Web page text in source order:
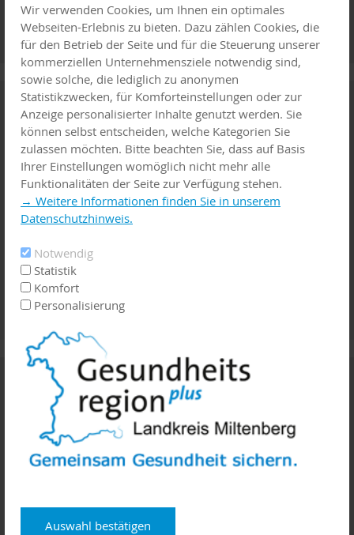
Wir verwenden Cookies, um Ihnen ein optimales
Webseiten-Erlebnis zu bieten. Dazu zählen Cookies, die
für den Betrieb der Seite und für die Steuerung unserer
kommerziellen Unternehmensziele notwendig sind,
sowie solche, die lediglich zu anonymen
Statistikzwecken, für Komforteinstellungen oder zur
Anzeige personalisierter Inhalte genutzt werden. Sie
können selbst entscheiden, welche Kategorien Sie
zulassen möchten. Bitte beachten Sie, dass auf Basis
Ihrer Einstellungen womöglich nicht mehr alle
Funktionalitäten der Seite zur Verfügung stehen.
→ Weitere Informationen finden Sie in unserem
Datenschutzhinweis.
Notwendig
Statistik
Komfort
Personalisierung
Auswahl bestätigen
Familienwegweiser
Palliativ - Hospiz